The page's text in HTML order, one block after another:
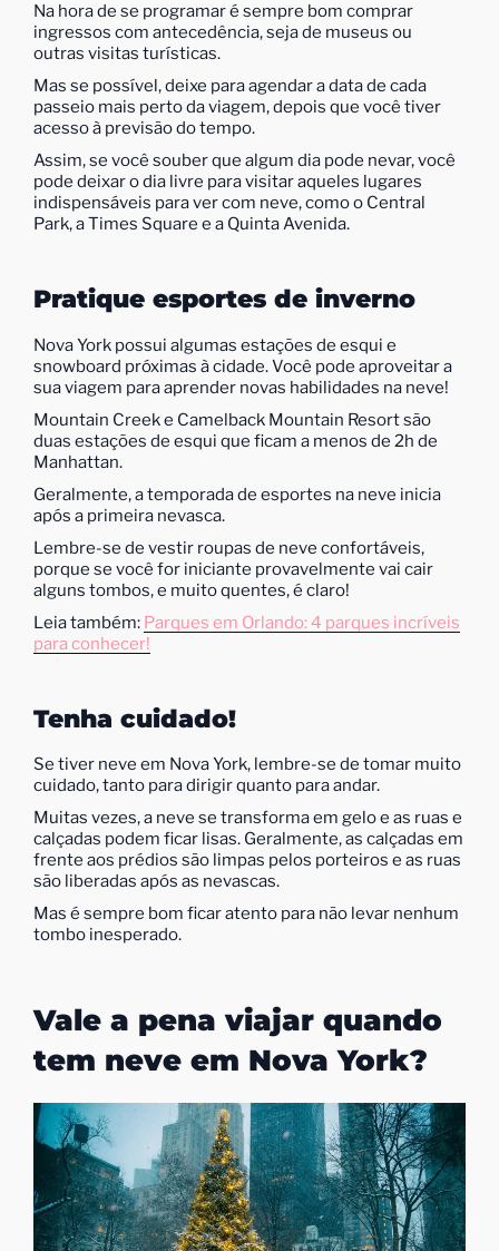
Na hora de se programar é sempre bom comprar
ingressos com antecedência, seja de museus ou
outras visitas turísticas.
Mas se possível, deixe para agendar a data de cada
passeio mais perto da viagem, depois que você tiver
acesso à previsão do tempo.
Assim, se você souber que algum dia pode nevar, você
pode deixar o dia livre para visitar aqueles lugares
indispensáveis para ver com neve, como o Central
Park, a Times Square e a Quinta Avenida.
Pratique esportes de inverno
Nova York possui algumas estações de esqui e
snowboard próximas à cidade. Você pode aproveitar a
sua viagem para aprender novas habilidades na neve!
Mountain Creek e Camelback Mountain Resort são
duas estações de esqui que ficam a menos de 2h de
Manhattan.
Geralmente, a temporada de esportes na neve inicia
após a primeira nevasca.
Lembre-se de vestir roupas de neve confortáveis,
porque se você for iniciante provavelmente vai cair
alguns tombos, e muito quentes, é claro!
Leia também: Parques em Orlando: 4 parques incríveis
para conhecer!
Tenha cuidado!
Se tiver neve em Nova York, lembre-se de tomar muito
cuidado, tanto para dirigir quanto para andar.
Muitas vezes, a neve se transforma em gelo e as ruas e
calçadas podem ficar lisas. Geralmente, as calçadas em
frente aos prédios são limpas pelos porteiros e as ruas
são liberadas após as nevascas.
Mas é sempre bom ficar atento para não levar nenhum
tombo inesperado.
Vale a pena viajar quando
tem neve em Nova York?